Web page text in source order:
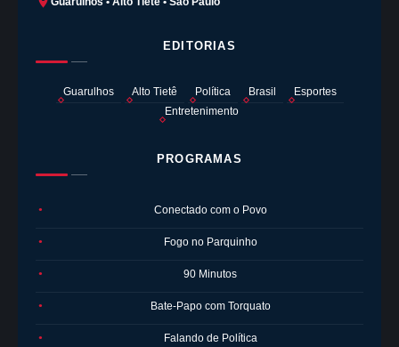
EDITORIAS
Guarulhos Alto Tietê Política Brasil
Esportes
Entretenimento
PROGRAMAS
● Conectado com o Povo
● Fogo no Parquinho
● 90 Minutos
● Bate-Papo com Torquato
● Falando de Política